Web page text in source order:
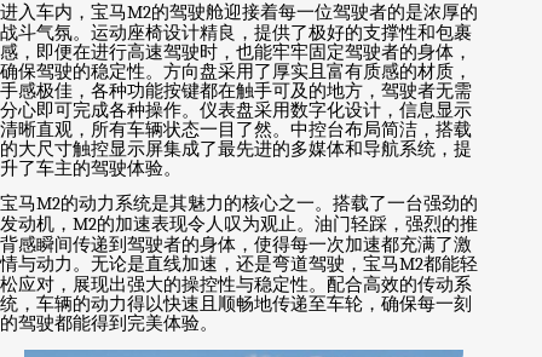
进入车内，宝马M2的驾驶舱迎接着每一位驾驶者的是浓厚的
战斗气氛。运动座椅设计精良，提供了极好的支撑性和包裹
感，即便在进行高速驾驶时，也能牢牢固定驾驶者的身体，
确保驾驶的稳定性。方向盘采用了厚实且富有质感的材质，
手感极佳，各种功能按键都在触手可及的地方，驾驶者无需
分心即可完成各种操作。仪表盘采用数字化设计，信息显示
清晰直观，所有车辆状态一目了然。中控台布局简洁，搭载
的大尺寸触控显示屏集成了最先进的多媒体和导航系统，提
升了车主的驾驶体验。
宝马M2的动力系统是其魅力的核心之一。搭载了一台强劲的
发动机， M2的加速表现令人叹为观止。油门轻踩，强烈的推
背感瞬间传递到驾驶者的身体，使得每一次加速都充满了激
情与动力。无论是直线加速，还是弯道驾驶，宝马M2都能轻
松应对，展现出强大的操控性与稳定性。配合高效的传动系
统，车辆的动力得以快速且顺畅地传递至车轮，确保每一刻
的驾驶都能得到完美体验。